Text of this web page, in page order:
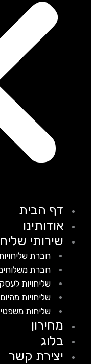
דף הבית
אודותינו
שירותי שליחויות
חברת שליחויות
חברת משלוחים
שליחויות לעסקים
שליחויות מהיום
שליחות משפטית
מחירון
בלוג
יצירת קשר